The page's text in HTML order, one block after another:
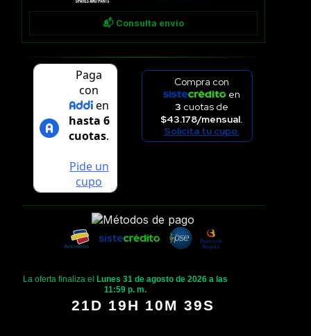
📬 Consulta envío
Compra con
en
3 cuotas de
$43.178/mensual.
Solicita tu cupo.
La oferta finaliza el
Lunes 31 de agosto de 2026 a las
11:59 p. m.
21D 19H 10M 38S